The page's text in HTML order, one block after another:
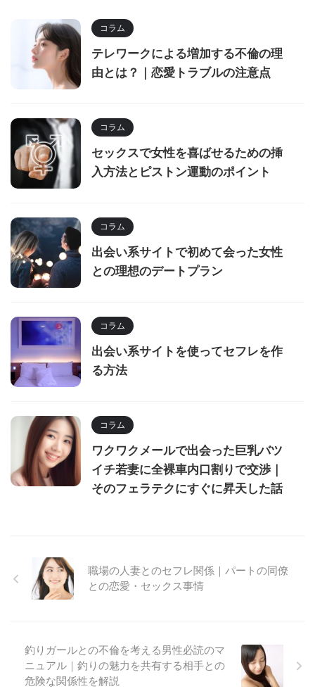
コラム
テレワークによる増加する不倫の理
由とは？｜恋愛トラブルの注意点
コラム
セックスで女性を喜ばせるための挿
入方法とピストン運動のポイント
コラム
出会い系サイトで初めて会った女性
との理想のデートプラン
コラム
出会い系サイトを使ってセフレを作
る方法
コラム
ワクワクメールで出会った巨乳バツ
イチ若妻に全裸車内口割りで交渉｜
そのフェラテクにすぐに昇天した話
職場の人妻とのセフレ関係｜パートの同僚
との恋愛・セックス事情
釣りガールとの不倫を考える男性必読のマ
ニュアル｜釣りの魅力を共有する相手との
危険な関係性を解説